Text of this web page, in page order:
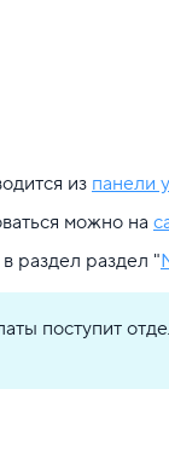
из панели
можно на
раздел раздел "
поступит